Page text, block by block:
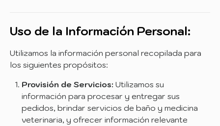
Uso de la Información Personal:
Utilizamos la información personal recopilada para
los siguientes propósitos:
Provisión de Servicios: Utilizamos su
información para procesar y entregar sus
pedidos, brindar servicios de baño y medicina
veterinaria, y ofrecer información relevante